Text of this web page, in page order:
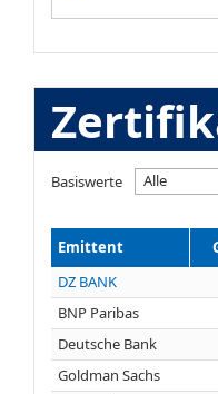
Basiswerte Alle
Emittent
DZ BANK
BNP Paribas
Deutsche Bank
Goldman Sachs